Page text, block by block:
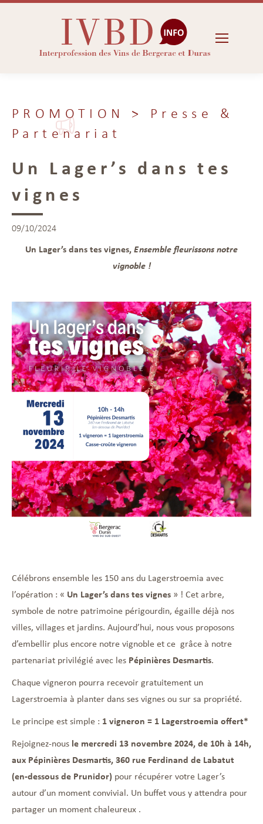
PROMOTION
> Presse &
Partenariat
Un Lager’s dans tes
vignes
09/10/2024
Un Lager’s dans tes vignes,Ensemble fleurissons notre
vignoble !
Célébrons ensemble les 150 ans du Lagerstroemia avec
l’opération : « Un Lager’s dans tes vignes » ! Cet arbre,
symbole de notre patrimoine périgourdin, égaille déjà nos
villes, villages et jardins. Aujourd’hui, nous vous proposons
d’embellir plus encore notre vignoble et ce grâce à notre
partenariat privilégié avec les Pépinières Desmartis.
Chaque vigneron pourra recevoir gratuitement un
Lagerstroemia à planter dans ses vignes ou sur sa propriété.
Le principe est simple : 1 vigneron = 1 Lagerstroemia offert*
Rejoignez-nous le mercredi 13 novembre 2024, de 10h à 14h,
aux Pépinières Desmartis, 360 rue Ferdinand de Labatut
(en-dessous de Prunidor) pour récupérer votre Lager’s
autour d’un moment convivial. Un buffet vous y attendra pour
partager un moment chaleureux .